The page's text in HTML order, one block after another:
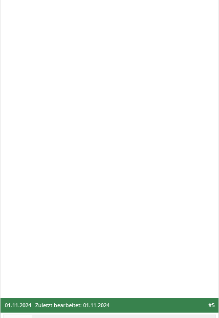
#5
01.11.2024 Zuletzt bearbeitet: 01.11.2024